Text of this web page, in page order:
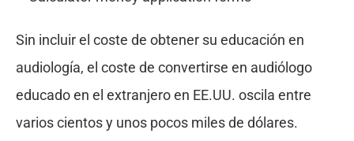
Sin incluir el coste de obtener su educación en
audiología, el coste de convertirse en audiólogo
educado en el extranjero en EE.UU. oscila entre
varios cientos y unos pocos miles de dólares.